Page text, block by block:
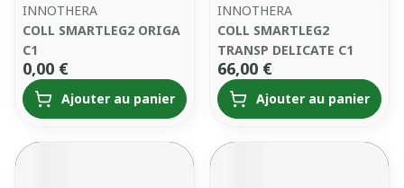
INNOTHERA
COLL SMARTLEG2 ORIGA
C1
0,00 €
Ajouter au panier
INNOTHERA
COLL SMARTLEG2
TRANSP DELICATE C1
66,00 €
Ajouter au panier